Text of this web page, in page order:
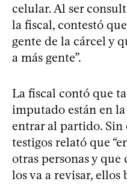
celular. Al ser
la fiscal, contestó
gente de la cárcel y
a más gente”.
La fiscal contó que
imputado están en
entrar al partido. Sin
testigos relató que
otras personas y
los va a revisar, ellos